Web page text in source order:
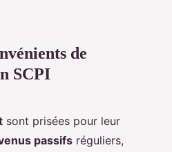
de
SCPI
sont prisées pour leur
passifs réguliers,